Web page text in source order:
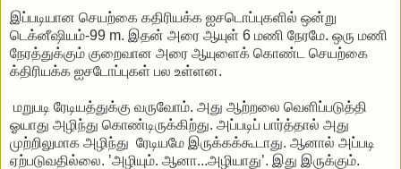
இப்படியான செயற்கை கதிரியக்க ஐசடொப்புகளில் ஒன்று
டெக்னீஷியம்-99 m. இதன் அரை ஆயுள் 6 மணி நேரமே. ஒரு மணி
நேரத்துக்கும் குறைவான அரை ஆயுளைக் கொண்ட செயற்கை
க்திரியக்க ஐசடோப்புகள் பல உள்ளன.
மறுபடி ரேடியத்துக்கு வருவோம். அது ஆற்றலை வெளிப்படுத்தி
ஓயாது அழிந்து கொண்டிருக்கிற்து. அப்படிப் பார்த்தால் அது
முற்றிலுமாக அழிந்து ரேடியமே இருக்கக்கூடாது. ஆனால் அப்படி
ஏற்படுவதில்லை. ’அழியும். ஆனா...அழியாது’. இது இருக்கும்.